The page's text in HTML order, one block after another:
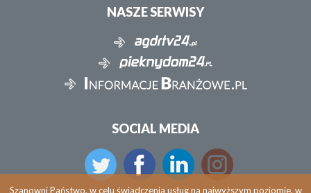
NASZE SERWISY
SOCIAL MEDIA
Szanowni Państwo, w celu świadczenia usług na najwyższym poziomie, w